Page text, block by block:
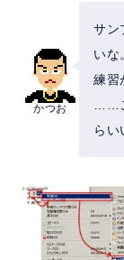
かつお
サン
いな
練習
……
らい